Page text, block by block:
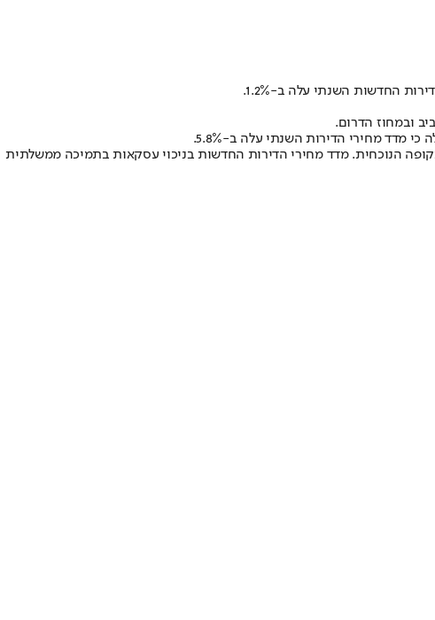
של דירות חדשות, שיעור העסקאות במסגרת תמיכה ממשלתית עלה מ-19.7% בתקופה הקודמת (מאי-יוני 2024) ל-20.4% בתקופה הנוכחית. מדד מחירי הדירות החדשות בניכוי עסקאות בתמיכה ממשלתית